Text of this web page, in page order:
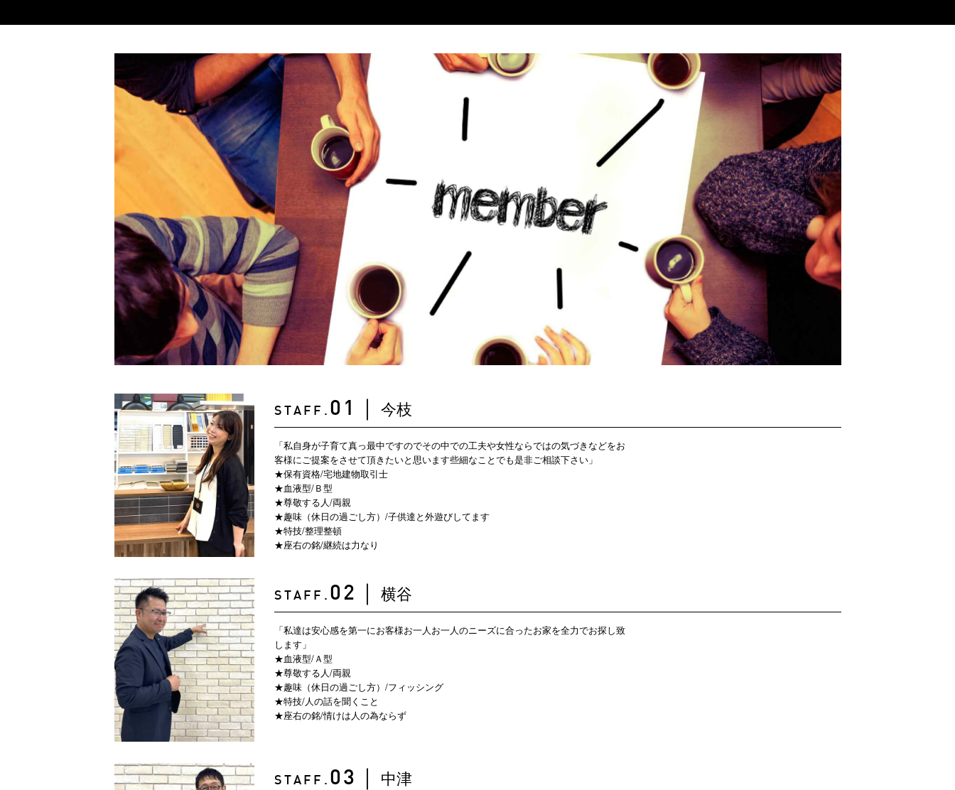
STAFF. 01 今枝
「私自身が子育て真っ最中ですのでその中での工夫や女性ならではの気づきなどをお
客様にご提案をさせて頂きたいと思います些細なことでも是非ご相談下さい」
★保有資格/宅地建物取引士
★血液型/Ｂ型
★尊敬する人/両親
★趣味（休日の過ごし方）/子供達と外遊びしてます
★特技/整理整頓
★座右の銘/継続は力なり
STAFF. 02 横谷
「私達は安心感を第一にお客様お一人お一人のニーズに合ったお家を全力でお探し致
します」
★血液型/Ａ型
★尊敬する人/両親
★趣味（休日の過ごし方）/フィッシング
★特技/人の話を聞くこと
★座右の銘/情けは人の為ならず
STAFF. 03 中津